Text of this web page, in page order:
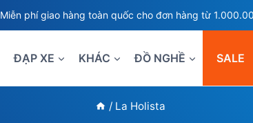
Miễn phí giao hàng toàn quốc cho đơn hàng từ
ĐẠP XE KHÁC ĐỒ NGHỀ SALE
/ La Holista